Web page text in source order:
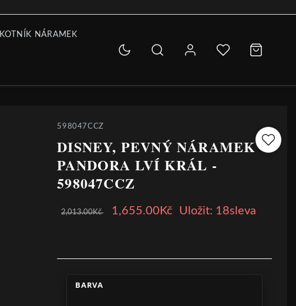
KOTNÍK NÁRAMEK
598047CCZ
DISNEY, PEVNÝ NÁRAMEK
PANDORA LVÍ KRÁL -
598047CCZ
2,013.00Kč 1,655.00Kč Uložit: 18sleva
BARVA